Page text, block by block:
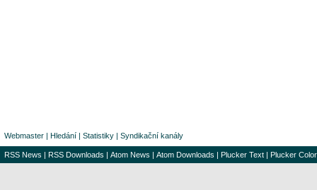
Webmaster | Hledání | Statistiky | Syndikační kanály
RSS News | RSS Downloads | Atom News | Atom Downloads | Plucker Text | Plucker Color